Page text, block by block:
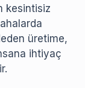
kesintisiz
üretime,
ihtiyaç